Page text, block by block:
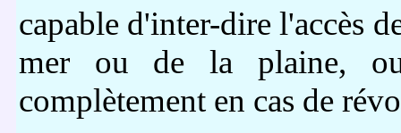
capable d'inter-dire l'accès
mer ou de la plaine,
complètement en cas de